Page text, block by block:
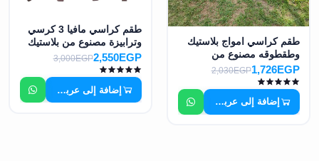
طقم كراسي امواج بلاستيك
وطقطوقه مصنوع من
بلاستيك MS-8961
1,726EGP
2,030EGP
إضافة إلى عربة التسوق
طقم كراسي مافيا 3 كرسي
وترابيزة مصنوع من بلاستيك
عالي الجودة MS-8965
2,550EGP
3,000EGP
إضافة إلى عربة التسوق